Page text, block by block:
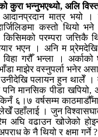
कुरा भन्नुभएथ्यो, अलि
आदानप्रदान मात्र भयो
कस्तो थियो
परम्परा जत्तिकै
भएन । अनि म
विहा गरौँ भन्ला ।
माझेर वस्नुपर्ला भनेर
पलायन हुन थालेँ ।
मानसिक पीडा खपियो,
६।७ वर्षसम्म
उहाँलाई । जुन
अघि वढाउन खोजेको
के नै थियो र क्षमा गर्ने